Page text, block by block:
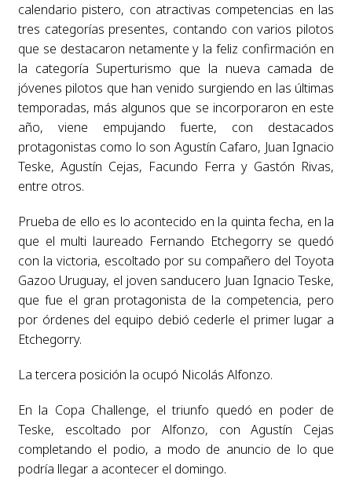
calendario pistero, con atractivas competencias en las
tres categorías presentes, contando con varios pilotos
que se destacaron netamente y la feliz confirmación en
la categoría Superturismo que la nueva camada de
jóvenes pilotos que han venido surgiendo en las últimas
temporadas, más algunos que se incorporaron en este
año, viene empujando fuerte, con destacados
protagonistas como lo son Agustín Cafaro, Juan Ignacio
Teske, Agustín Cejas, Facundo Ferra y Gastón Rivas,
entre otros.
Prueba de ello es lo acontecido en la quinta fecha, en la
que el multi laureado Fernando Etchegorry se quedó
con la victoria, escoltado por su compañero del Toyota
Gazoo Uruguay, el joven sanducero Juan Ignacio Teske,
que fue el gran protagonista de la competencia, pero
por órdenes del equipo debió cederle el primer lugar a
Etchegorry.
La tercera posición la ocupó Nicolás Alfonzo.
En la Copa Challenge, el triunfo quedó en poder de
Teske, escoltado por Alfonzo, con Agustín Cejas
completando el podio, a modo de anuncio de lo que
podría llegar a acontecer el domingo.